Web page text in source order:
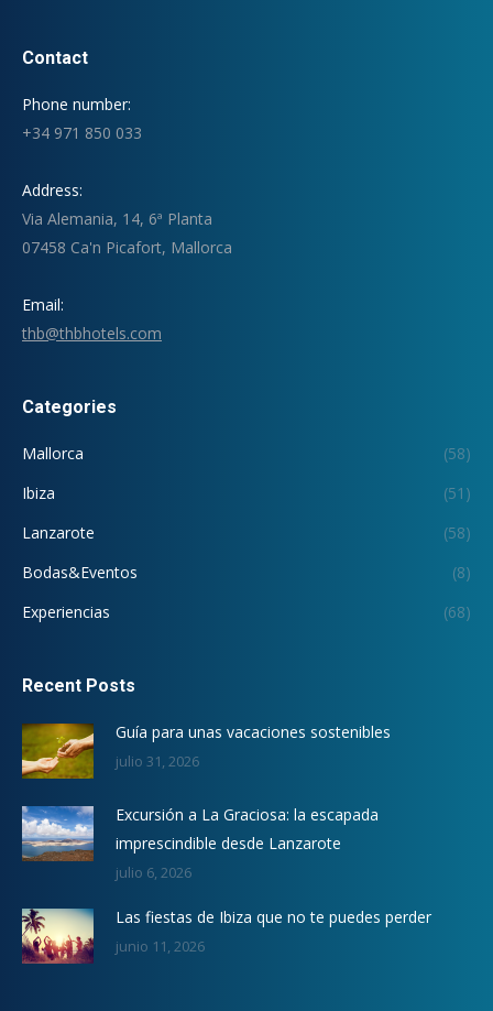
Contact
Phone number:
+34 971 850 033
Address:
Via Alemania, 14, 6ª Planta
07458 Ca'n Picafort, Mallorca
Email:
thb@thbhotels.com
Categories
Mallorca
(58)
Ibiza
(51)
Lanzarote
(58)
Bodas&Eventos
(8)
Experiencias
(68)
Recent Posts
Guía para unas vacaciones sostenibles
julio 31, 2026
Excursión a La Graciosa: la escapada
imprescindible desde Lanzarote
julio 6, 2026
Las fiestas de Ibiza que no te puedes perder
junio 11, 2026